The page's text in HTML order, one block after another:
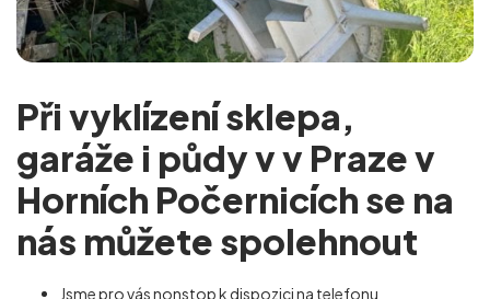
Při vyklízení sklepa,
garáže i půdy v v Praze v
Horních Počernicích se na
nás můžete spolehnout
Jsme pro vás nonstop k dispozici na telefonu